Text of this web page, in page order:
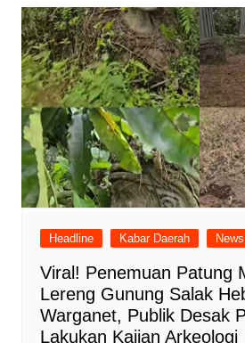
Headline Kabar Daerah News
Viral! Penemuan Patung
Lereng Gunung Salak
Warganet, Publik Desak
Lakukan Kajian Arkeologi